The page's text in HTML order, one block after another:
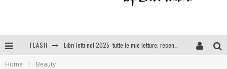
FLASH Cosa vediamo questa sera? Te lo dico io: film e serie TV visti nel 2025
Home Beauty